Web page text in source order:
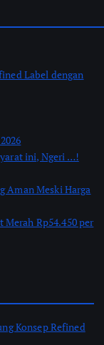
Label dengan
ini, Ngeri …!
Aman Meski Harga
Merah Rp54.450 per
Konsep Refined